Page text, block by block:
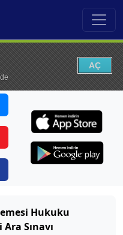
AÇ
Hukuku
Sınavı